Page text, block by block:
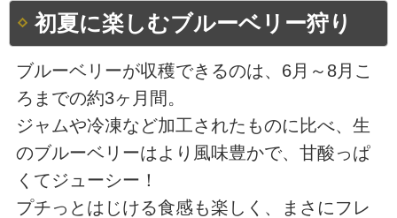
初夏に楽しむブルーベリー狩り
ブルーベリーが収穫できるのは、6月～8月こ
ろまでの約3ヶ月間。
ジャムや冷凍など加工されたものに比べ、生
のブルーベリーはより風味豊かで、甘酸っぱ
くてジューシー！
プチっとはじける食感も楽しく、まさにフレ